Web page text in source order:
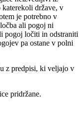
katerekoli države, v
je potrebno v
ali pogoj ni
pogoj ločiti in odstraniti
pa ostane v polni
z predpisi, ki veljajo v
pridržane.